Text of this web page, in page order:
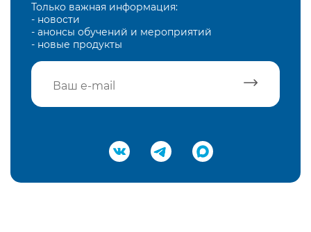
Только важная информация:
- новости
- анонсы обучений и мероприятий
- новые продукты
Подтвердить e-mail